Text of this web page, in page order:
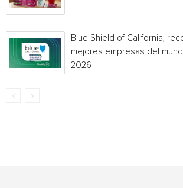
Blue Shield of California,
mejores empresas del
2026